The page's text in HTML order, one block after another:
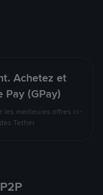
Achetez et
Pay (GPay)
les meilleures offres ci-
Tether